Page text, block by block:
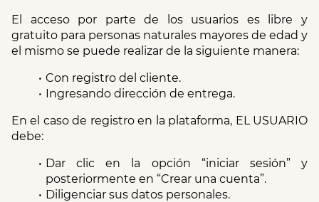
El acceso por parte de los usuarios es libre y
gratuito para personas naturales mayores de edad y
el mismo se puede realizar de la siguiente manera:
Con registro del cliente.
Ingresando dirección de entrega.
En el caso de registro en la plataforma, EL USUARIO
debe:
Dar clic en la opción “iniciar sesión” y
posteriormente en “Crear una cuenta”.
Diligenciar sus datos personales.